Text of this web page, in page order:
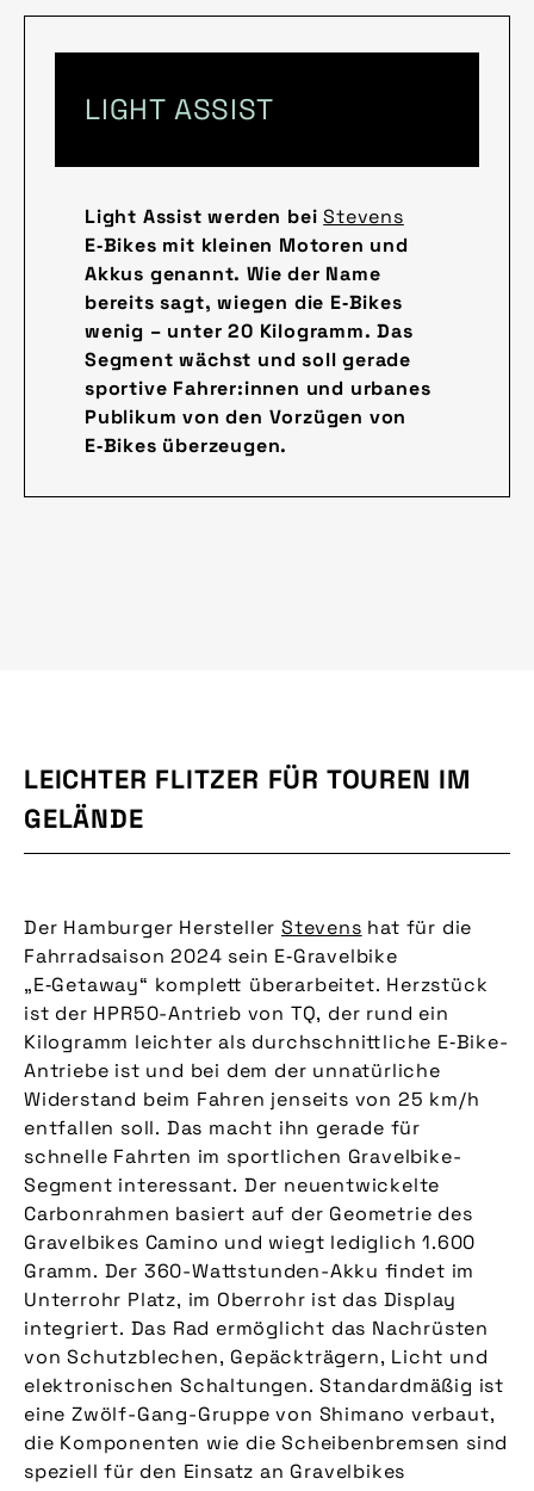
LIGHT ASSIST
Light Assist werden beiStevens
E‑Bikes mit kleinen Motoren und
Akkus genannt. Wie der Name
bereits sagt, wiegen die E‑Bikes
wenig – unter 20 Kilogramm. Das
Segment wächst und soll gerade
sportive Fahrer:innen und urbanes
Publikum von den Vorzügen von
E‑Bikes überzeugen.
LEICHTER FLITZER FÜR TOUREN IM
GELÄNDE
Der Hamburger Hersteller Stevens hat für die
Fahrradsaison 2024 sein E‑Gravelbike
„E‑Getaway“ komplett überarbeitet. Herzstück
ist der HPR50-Antrieb von TQ, der rund ein
Kilogramm leichter als durchschnittliche E‑Bike-
Antriebe ist und bei dem der unnatürliche
Widerstand beim Fahren jenseits von 25 km/h
entfallen soll. Das macht ihn gerade für
schnelle Fahrten im sportlichen Gravelbike-
Segment interessant. Der neuentwickelte
Carbonrahmen basiert auf der Geometrie des
Gravelbikes Camino und wiegt lediglich 1.600
Gramm. Der 360-Wattstunden-Akku findet im
Unterrohr Platz, im Oberrohr ist das Display
integriert. Das Rad ermöglicht das Nachrüsten
von Schutzblechen, Gepäckträgern, Licht und
elektronischen Schaltungen. Standardmäßig ist
eine Zwölf-Gang-Gruppe von Shimano verbaut,
die Komponenten wie die Scheibenbremsen sind
speziell für den Einsatz an Gravelbikes